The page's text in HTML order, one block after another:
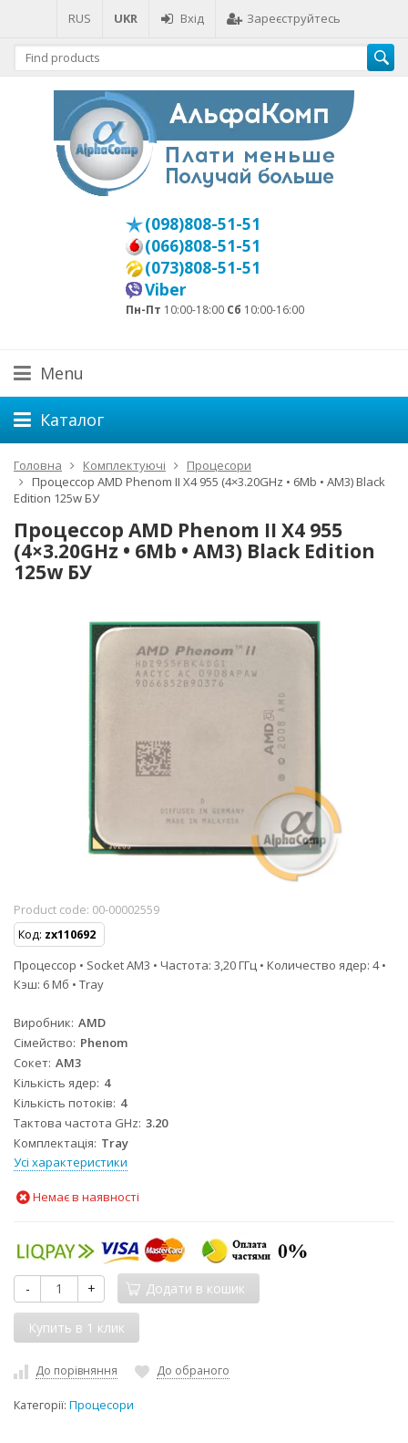
RUS UKR Вхід Зареєструйтесь
(098)808-51-51
(066)808-51-51
(073)808-51-51
Viber
Пн-Пт 10:00-18:00 Сб 10:00-16:00
Menu
Каталог
Головна Комплектуючі
Процесори
Процессор AMD Phenom II X4 955 (4×3.20GHz • 6Mb • AM3) Black
Edition 125w БУ
Процессор AMD Phenom II X4 955
(4×3.20GHz • 6Mb • AM3) Black Edition
125w БУ
Product code: 00-00002559
Код: zx110692
Процессор • Socket AM3 • Частота: 3,20 ГГц • Количество ядер: 4 •
Кэш: 6 Мб • Tray
Виробник AMD
Сімейство Phenom
Сокет AM3
Кількість ядер 4
Кількість потоків 4
Тактова частота GHz 3.20
Комплектація Tray
Усі характеристики
Немає в наявності
- + Додати в кошик
До порівняння До обраного
Категорії: Процесори